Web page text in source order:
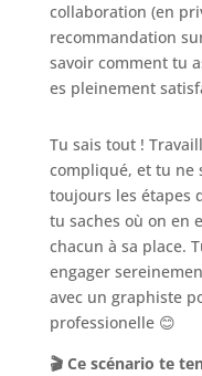
collaboration (en
recommandation
savoir comment tu
es pleinement
Tu sais tout !
compliqué, et tu ne
toujours les étapes
tu saches où on en
chacun à sa place.
engager
avec un graphiste
professionelle 😊
🎬 Ce scénario te